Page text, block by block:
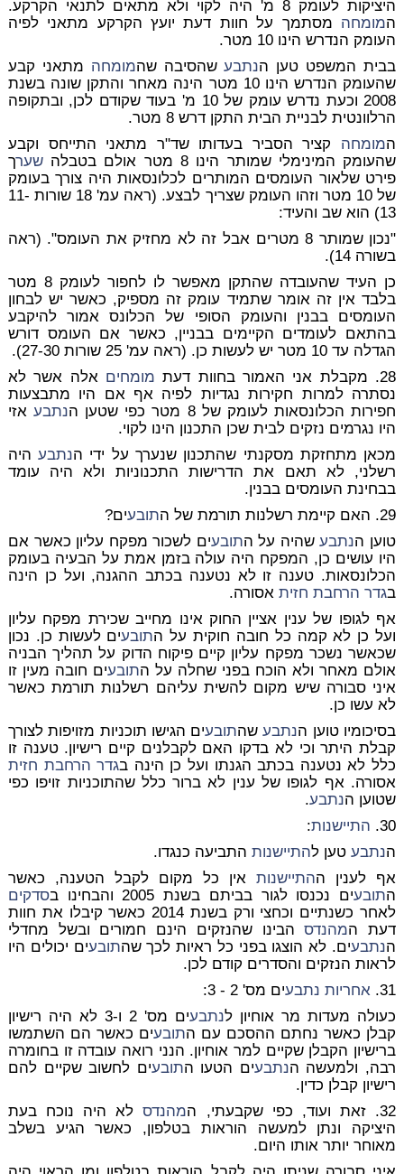
היציקות לעומק 8 מ' היה לקוי ולא מתאים לתנאי הקרקע.
המומחה מסתמך על חוות דעת יועץ הקרקע מתאני לפיה
העומק הנדרש הינו 10 מטר.
בבית המשפט טען הנתבעשהסיבה שהמומחה מתאני קבע
שהעומק הנדרש הינו 10 מטר הינה מאחר והתקן שונה בשנת
2008 וכעת נדרש עומק של 10 מ' בעוד שקודם לכן, ובתקופה
הרלוונטית לבניית הבית התקן דרש 8 מטר.
המומחה קציר הסביר בעדותו שד"ר מתאני התייחס וקבע
שהעומק המינימלי שמותר הינו 8 מטר אולם בטבלה
שערך
פירט שלאור העומסים המותרים לכלונסאות היה צורך בעומק
של 10 מטר וזהו העומק שצריך לבצע. (ראה עמ' 18 שורות 11-
13) הוא שב והעיד:
"נכון שמותר 8 מטרים אבל זה לא מחזיק את העומס". (ראה
בשורה 14).
כן העיד שהעובדה שהתקן מאפשר לו לחפור לעומק 8 מטר
בלבד אין זה אומר שתמיד עומק זה מספיק, כאשר יש לבחון
העומסים בבנין והעומק הסופי של הכלונס אמור להיקבע
בהתאם לעומדים הקיימים בבניין, כאשר אם העומס דורש
הגדלה עד 10 מטר יש לעשות כן. (ראה עמ' 25 שורות 27-30).
28. מקבלת אני האמור בחוות דעת
מומחים אלה אשר לא
נסתרה למרות חקירות נגדיות לפיה אף אם היו מתבצעות
חפירות הכלונסאות לעומק של 8 מטר כפי שטען ה
נתבעאזי
היו נגרמים נזקים לבית שכן התכנון הינו לקוי.
מכאן מתחזקת מסקנתי שהתכנון שנערך על ידי הנתבעהיה
רשלני, לא תאם את הדרישות התכנוניות ולא היה עומד
בבחינת העומסים בבנין.
29. האם קיימת רשלנות תורמת של ה
תובעים?
טוען הנתבעשהיה על התובעים לשכור מפקח עליון כאשר אם
היו עושים כן, המפקח היה עולה בזמן אמת על הבעיה בעומק
הכלונסאות. טענה זו לא נטענה בכתב ההגנה, ועל כן הינה
בגדר הרחבת חזיתאסורה.
אף לגופו של ענין אציין החוק אינו מחייב שכירת מפקח עליון
ועל כן לא קמה כל חובה חוקית על התובעים לעשות כן. נכון
שכאשר נשכר מפקח עליון קיים פיקוח הדוק על תהליך הבניה
אולם מאחר ולא הוכח בפני שחלה על התובעים חובה מעין זו
איני סבורה שיש מקום להשית עליהם רשלנות תורמת כאשר
לא עשו כן.
בסיכומיו טוען הנתבעשהתובעים הגישו תוכניות מזויפות לצורך
קבלת היתר וכי לא בדקו האם לקבלנים קיים רישיון. טענה זו
כלל לא נטענה בכתב הגנתו ועל כן הינה בגדר הרחבת חזית
אסורה. אף לגופו של ענין לא ברור כלל שהתוכניות זויפו כפי
שטוען הנתבע.
30. התיישנות:
הנתבעטען להתיישנותהתביעה כנגדו.
אף לענין ההתיישנותאין כל מקום לקבל הטענה, כאשר
התובעים נכנסו לגור בביתם בשנת 2005 והבחינו ב
סדקים
לאחר כשנתיים וכחצי ורק בשנת 2014 כאשר קיבלו את חוות
דעת המהנדסהבינו שהנזקים הינם חמורים ובשל מחדלי
הנתבעים. לא הוצגו בפני כל ראיות לכך שהתובעים יכולים היו
לראות הנזקים והסדרים קודם לכן.
31. אחריות נתבעים מס' 2 - 3:
כעולה מעדות מר אוחיון לנתבע
ים מס' 2 ו-3 לא היה רישיון
קבלן כאשר נחתם ההסכם עם התובעים כאשר הם השתמשו
ברישיון הקבלן שקיים למר אוחיון. הנני רואה עובדה זו בחומרה
רבה, ולמעשה הנתבעים הטעו התובעים לחשוב שקיים להם
רישיון קבלן כדין.
32. זאת ועוד, כפי שקבעתי, ה
מהנדסלא היה נוכח בעת
היציקה ונתן למעשה הוראות בטלפון, כאשר הגיע בשלב
מאוחר יותר אותו היום.